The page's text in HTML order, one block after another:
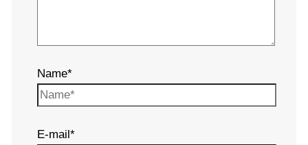
Name*
E-mail*